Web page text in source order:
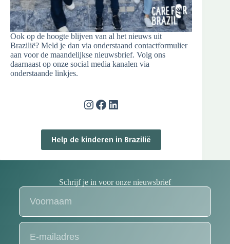
Ook op de hoogte blijven van al het nieuws uit
Brazilië? Meld je dan via onderstaand contactformulier
aan voor de maandelijkse nieuwsbrief. Volg ons
daarnaast op onze social media kanalen via
onderstaande linkjes.
Help de kinderen in Brazilië
Schrijf je in voor onze nieuwsbrief